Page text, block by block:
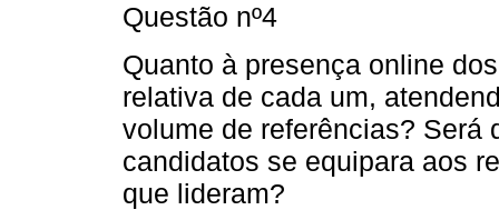
Questão nº4
Quanto à presença online
relativa de cada um,
volume de referências? Será
candidatos se equipara aos
que lideram?